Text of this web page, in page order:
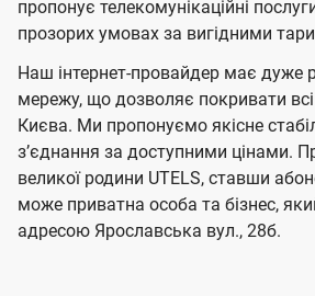
ї
U
t
e
l
s
а
ч
е
н
н
я
пропонує телекомунікаційні
прозорих умовах за вигідними
Наш інтернет-провайдер має дуже
мережу, що дозволяє покривати
Києва. Ми пропонуємо якісне
зʼєднання за доступними цінами.
великої родини UTELS, ставши
може приватна особа та бізнес,
адресою Ярославська вул., 28б.